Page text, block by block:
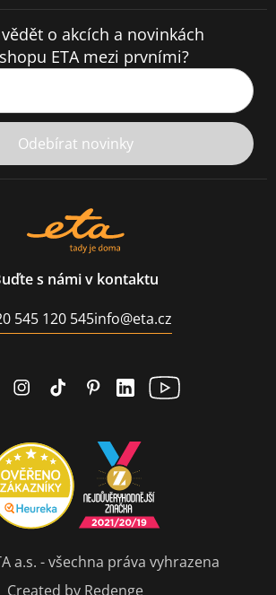
o akcích a novinkách
ETA mezi prvními?
Odebírat novinky
s námi v kontaktu
545 120 545info@eta.cz
a.s. - všechna práva vyhrazena
Created by Redenge